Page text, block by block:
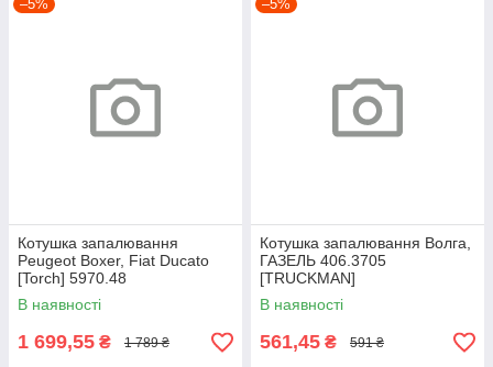
–5%
Котушка запалювання
Peugeot Boxer, Fiat Ducato
[Torch] 5970.48
В наявності
1 699,55 ₴ 1 789 ₴
–5%
Котушка запалювання Волга,
ГАЗЕЛЬ 406.3705
[TRUCKMAN]
В наявності
561,45 ₴ 591 ₴